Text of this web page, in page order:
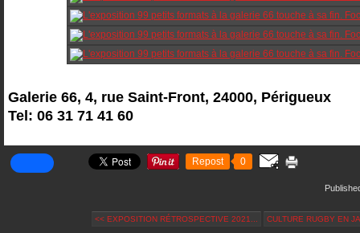
Galerie 66, 4, rue Saint-Front, 24000, Périgueux
Tel: 06 31 71 41 60
Repost 0
<< EXPOSITION RÉTROSPECTIVE 2021... CULTURE RUGBY EN